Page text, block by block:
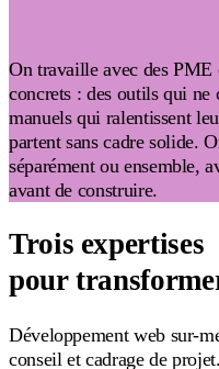
On travaille avec des
concrets : des outils qui ne
manuels qui ralentissent
partent sans cadre solide.
séparément ou ensemble,
avant de construire.
Trois expertises
pour
Développement web sur-
conseil et cadrage de